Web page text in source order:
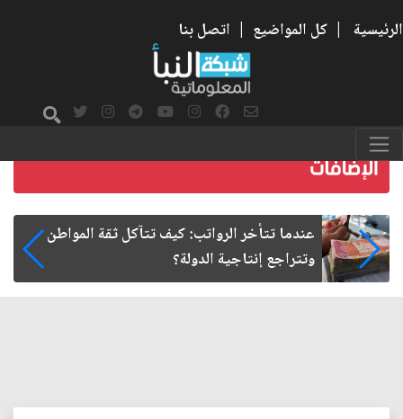
الرئيسية | كل المواضيع | اتصل بنا
صمت الطريق بعد الأربعين